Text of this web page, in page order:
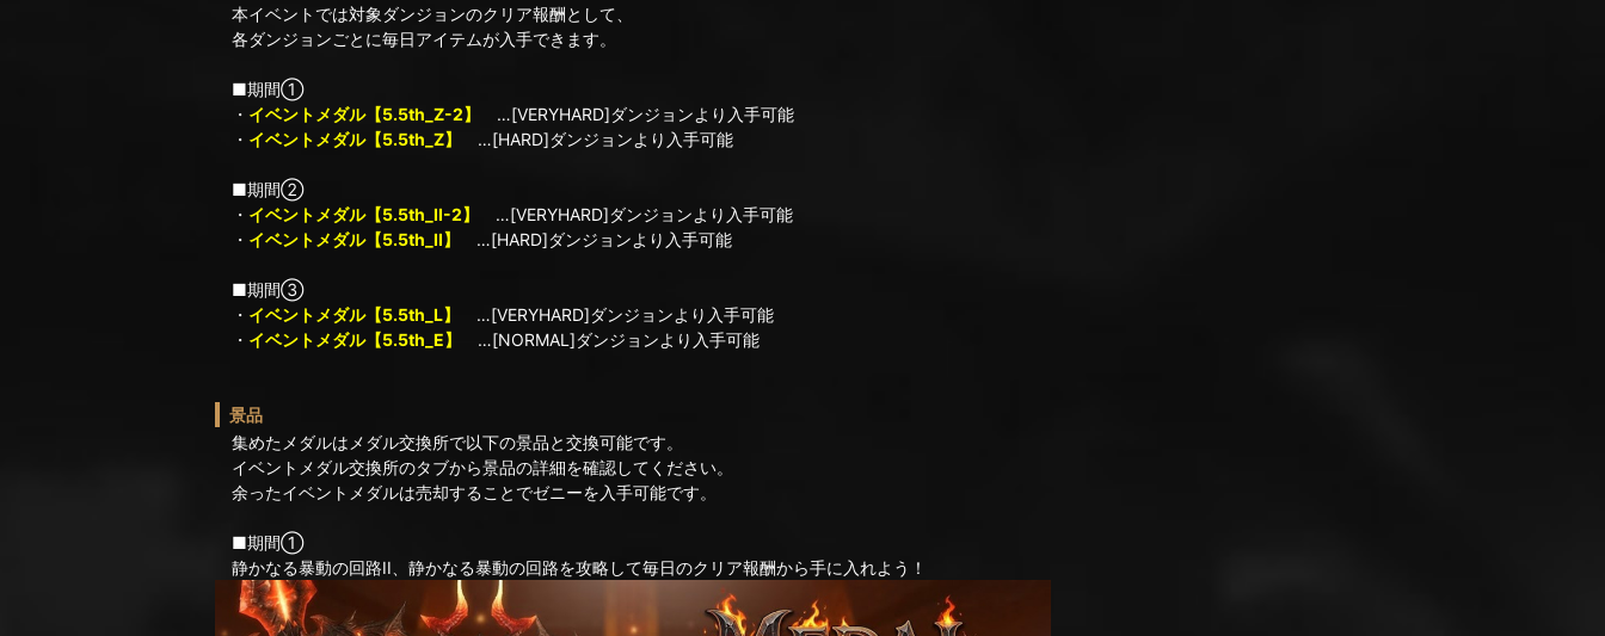
本イベントでは対象ダンジョンのクリア報酬として、
各ダンジョンごとに毎日アイテムが入手できます。
■期間①
・ イベントメダル【5.5th_Z-2】
…[VERYHARD]ダンジョンより入手可能
・ イベントメダル【5.5th_Z】 …[HARD]ダンジョンより入手可能
■期間②
・ イベントメダル【5.5th_II-2】
…[VERYHARD]ダンジョンより入手可能
・ イベントメダル【5.5th_II】 …[HARD]ダンジョンより入手可能
■期間③
・ イベントメダル【5.5th_L】
…[VERYHARD]ダンジョンより入手可能
・ イベントメダル【5.5th_E】 …[NORMAL]ダンジョンより入手可能
景品
集めたメダルはメダル交換所で以下の景品と交換可能です。
イベントメダル交換所のタブから景品の詳細を確認してください。
余ったイベントメダルは売却することでゼニーを入手可能です。
■期間①
静かなる暴動の回路II、静かなる暴動の回路を攻略して毎日のクリア報酬から手に入れよう！